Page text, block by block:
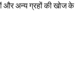
और अन्य ग्रहों की खोज के